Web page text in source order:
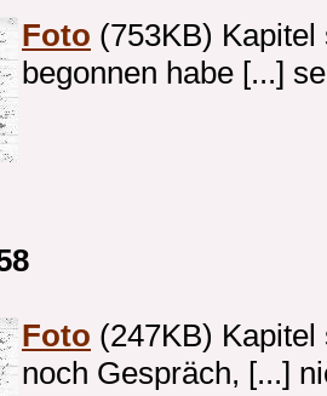
Foto (753KB) Kapitel
begonnen habe [...]
Foto (247KB) Kapitel
noch Gespräch, [...]